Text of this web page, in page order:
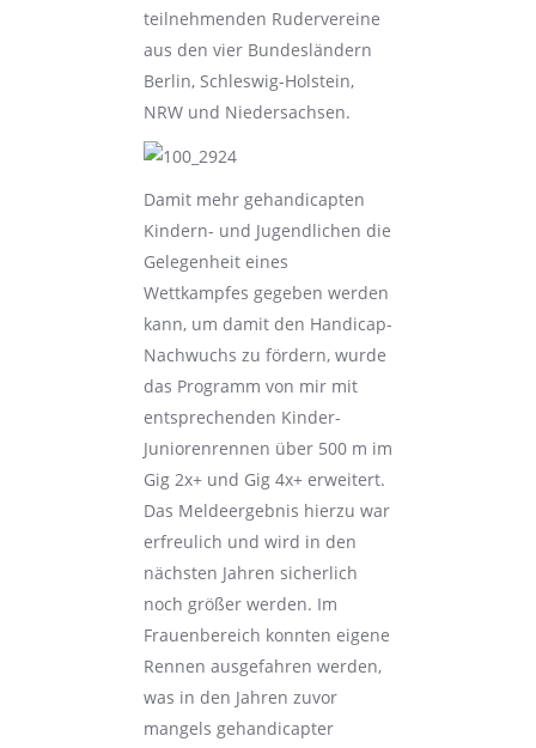
teilnehmenden Rudervereine
aus den vier Bundesländern
Berlin, Schleswig-Holstein,
NRW und Niedersachsen.
Damit mehr gehandicapten
Kindern- und Jugendlichen die
Gelegenheit eines
Wettkampfes gegeben werden
kann, um damit den Handicap-
Nachwuchs zu fördern, wurde
das Programm von mir mit
entsprechenden Kinder-
Juniorenrennen über 500 m im
Gig 2x+ und Gig 4x+ erweitert.
Das Meldeergebnis hierzu war
erfreulich und wird in den
nächsten Jahren sicherlich
noch größer werden. Im
Frauenbereich konnten eigene
Rennen ausgefahren werden,
was in den Jahren zuvor
mangels gehandicapter